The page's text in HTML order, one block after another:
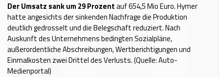
Der Umsatz sank um 29 Prozentauf 654,5 Mio Euro. Hymer
hatte angesichts der sinkenden Nachfrage die Produktion
deutlich gedrosselt und die Belegschaft reduziert. Nach
Auskunft des Unternehmens bedingten Sozialpläne,
außerordentliche Abschreibungen, Wertberichtigungen und
Einmalkosten zwei Drittel des Verlusts. (Quelle: Auto-
Medienportal)